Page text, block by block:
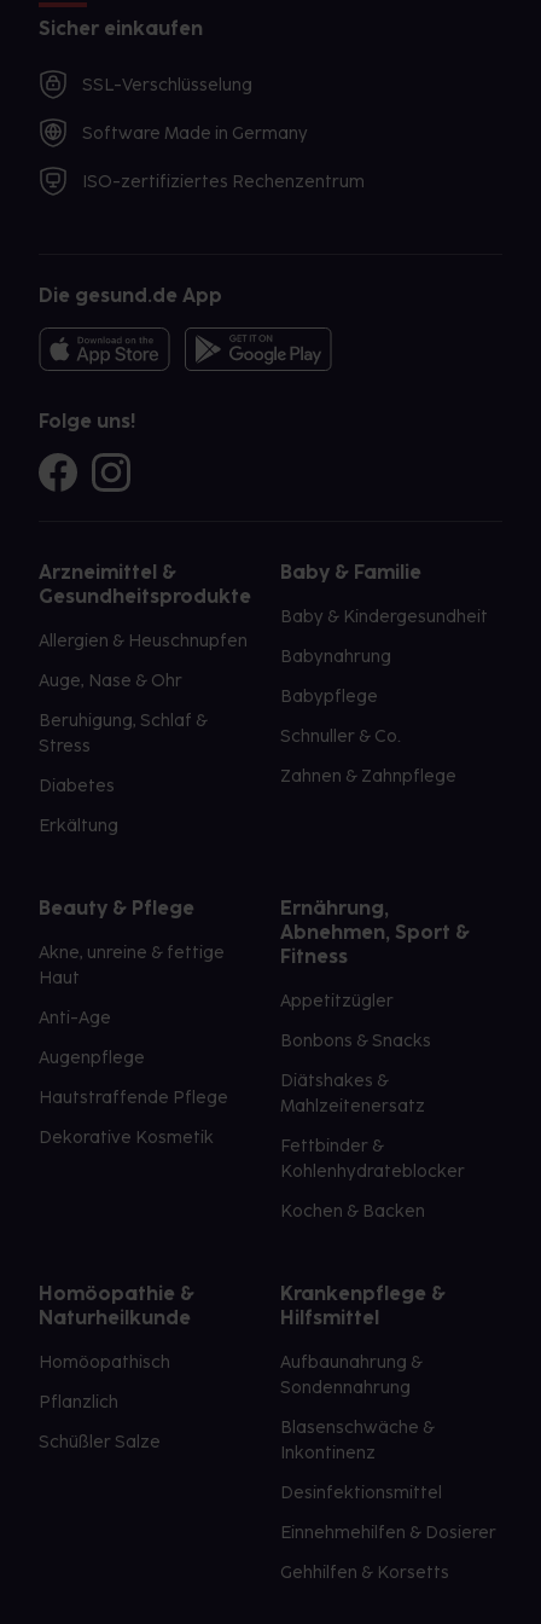
Sicher einkaufen
SSL-Verschlüsselung
Software Made in Germany
ISO-zertifiziertes Rechenzentrum
Die gesund.de App
Folge uns!
Arzneimittel &
Gesundheitsprodukte
Allergien & Heuschnupfen
Auge, Nase & Ohr
Beruhigung, Schlaf &
Stress
Diabetes
Erkältung
Baby & Familie
Baby & Kindergesundheit
Babynahrung
Babypflege
Schnuller & Co.
Zahnen & Zahnpflege
Beauty & Pflege
Akne, unreine & fettige
Haut
Anti-Age
Augenpflege
Hautstraffende Pflege
Dekorative Kosmetik
Ernährung,
Abnehmen, Sport &
Fitness
Appetitzügler
Bonbons & Snacks
Diätshakes &
Mahlzeitenersatz
Fettbinder &
Kohlenhydrateblocker
Kochen & Backen
Homöopathie &
Naturheilkunde
Homöopathisch
Pflanzlich
Schüßler Salze
Krankenpflege &
Hilfsmittel
Aufbaunahrung &
Sondennahrung
Blasenschwäche &
Inkontinenz
Desinfektionsmittel
Einnehmehilfen & Dosierer
Gehhilfen & Korsetts